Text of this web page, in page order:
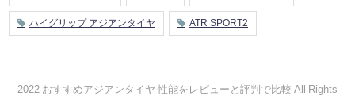
ハイグリップ アジアンタイヤ ATR SPORT2
2022 おすすめアジアンタイヤ 性能をレビューと評判で比較 All Rights